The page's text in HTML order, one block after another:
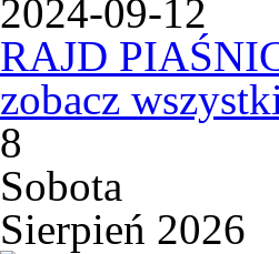
2024-09-12
RAJD
zobacz
8
Sobota
Sierpień 2026